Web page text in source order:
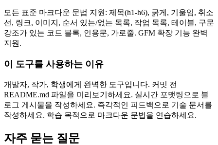
모든 표준 마크다운 문법 지원: 제목(h1-h6), 굵게, 기울임, 취소
선, 링크, 이미지, 순서 있는/없는 목록, 작업 목록, 테이블, 구문
강조가 있는 코드 블록, 인용문, 가로줄. GFM 확장 기능 완벽
지원.
이 도구를 사용하는 이유
개발자, 작가, 학생에게 완벽한 도구입니다. 커밋 전
README.md 파일을 미리보기하세요. 실시간 포맷팅으로 블
로그 게시물을 작성하세요. 즉각적인 피드백으로 기술 문서를
작성하세요. 학습 목적으로 마크다운 문법을 연습하세요.
자주 묻는 질문